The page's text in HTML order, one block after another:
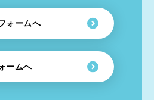
ォームへ
ームへ